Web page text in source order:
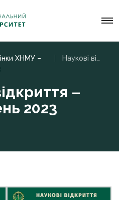
ХНМУ –
–
2023